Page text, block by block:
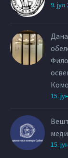
9. јул
15.
15.